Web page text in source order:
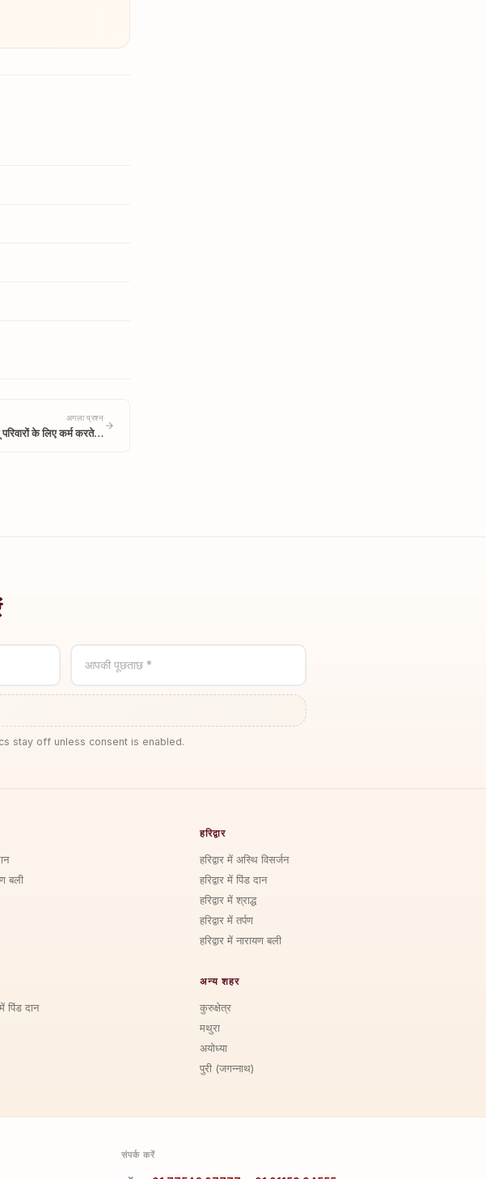
अगला प्रश्न
के लिए कर्म करते…
आपकी पूछताछ *
stay off unless consent is enabled.
बली
हरिद्वार
हरिद्वार में अस्थि विसर्जन
हरिद्वार में पिंड दान
हरिद्वार में श्राद्ध
हरिद्वार में तर्पण
हरिद्वार में नारायण बली
पिंड दान
अन्य शहर
कुरुक्षेत्र
मथुरा
अयोध्या
पुरी (जगन्नाथ)
संपर्क करें